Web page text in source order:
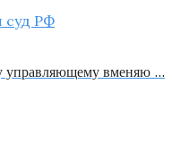
управляющему вменяю …